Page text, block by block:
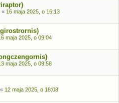
« 16 maja 2025, o 16:13
maja 2025, o 09:04
maja 2025, o 09:58
« 12 maja 2025, o 18:08